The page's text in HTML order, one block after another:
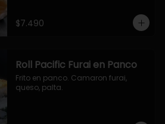
$7.490
Roll Pacific Furai en Panco
Frito en panco. Camaron furai,
queso, palta.